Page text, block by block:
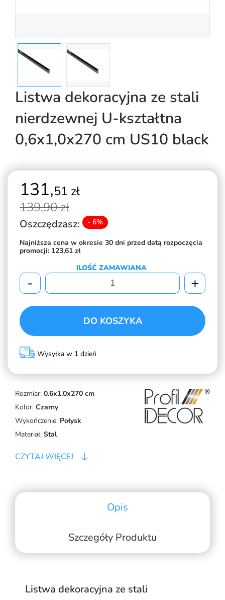
Listwa dekoracyjna ze stali
nierdzewnej U-kształtna
0,6x1,0x270 cm US10 black
Rozmiar: 0.6x1.0x270 cm
Kolor: Czarny
Wykończenie: Połysk
Materiał: Stal
CZYTAJ WIĘCEJ
131,51 zł
139,90 zł
Oszczędzasz: - 6%
Najniższa cena w okresie 30 dni przed datą rozpoczęcia
promocji: 123,61 zł
ILOŚĆ ZAMAWIANA
- +
DO KOSZYKA
Wysyłka w 1 dzień
Opis
Szczegóły Produktu
Listwa dekoracyjna ze stali